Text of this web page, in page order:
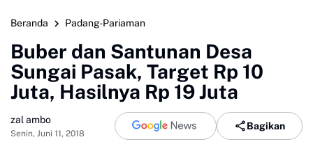
Beranda Padang-Pariaman
Buber dan Santunan Desa
Sungai Pasak, Target Rp 10
Juta, Hasilnya Rp 19 Juta
zal ambo
Senin, Juni 11, 2018
Bagikan